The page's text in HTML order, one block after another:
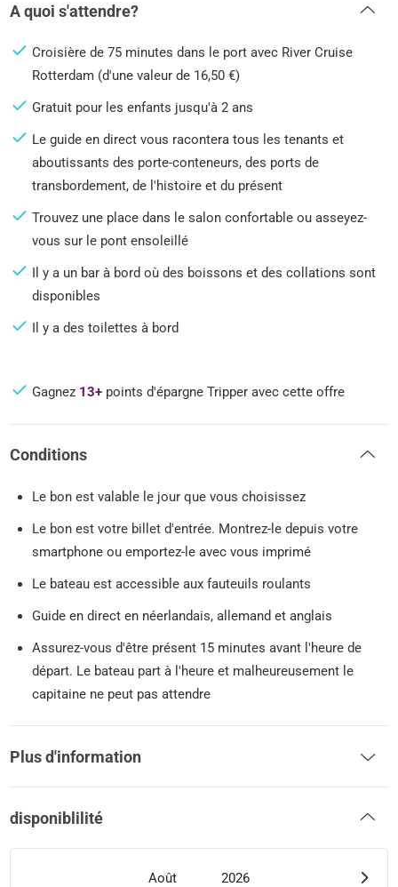
A quoi s'attendre?
Croisière de 75 minutes dans le port avec River Cruise
Rotterdam (d'une valeur de 16,50 €)
Gratuit pour les enfants jusqu'à 2 ans
Le guide en direct vous racontera tous les tenants et
aboutissants des porte-conteneurs, des ports de
transbordement, de l'histoire et du présent
Trouvez une place dans le salon confortable ou asseyez-
vous sur le pont ensoleillé
Il y a un bar à bord où des boissons et des collations sont
disponibles
Il y a des toilettes à bord
Gagnez 13+ points d'épargne Tripper avec cette offre
Conditions
Le bon est valable le jour que vous choisissez
Le bon est votre billet d'entrée. Montrez-le depuis votre
smartphone ou emportez-le avec vous imprimé
Le bateau est accessible aux fauteuils roulants
Guide en direct en néerlandais, allemand et anglais
Assurez-vous d'être présent 15 minutes avant l'heure de
départ. Le bateau part à l'heure et malheureusement le
capitaine ne peut pas attendre
Plus d'information
disponiblilité
Août 2026